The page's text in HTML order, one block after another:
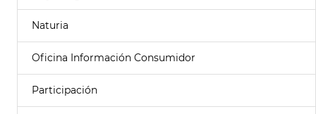
Naturia
Oficina Información Consumidor
Participación